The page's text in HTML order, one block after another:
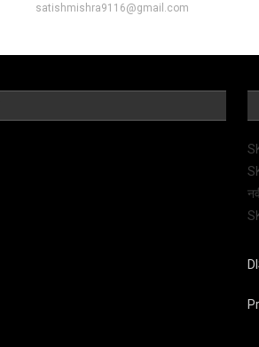
satishmishra9116@gmail.com